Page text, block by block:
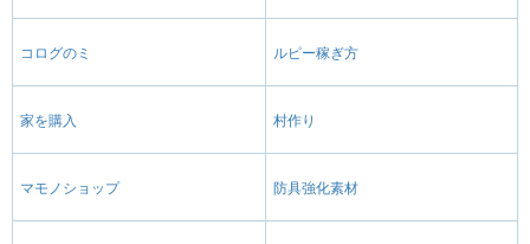
コログのミ ルピー稼ぎ方
家を購入 村作り
マモノショップ 防具強化素材